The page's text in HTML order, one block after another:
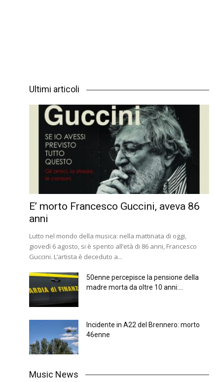
Ultimi articoli
E’ morto Francesco Guccini, aveva 86
anni
Lutto nel mondo della musica: nella mattinata di oggi,
giovedì 6 agosto, si è spento all’età di 86 anni, Francesco
Guccini. L’artista è deceduto a...
50enne percepisce la pensione della
madre morta da oltre 10 anni:...
Incidente in A22 del Brennero: morto
46enne
Music News